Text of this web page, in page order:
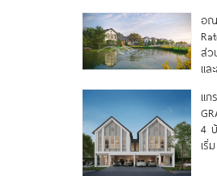
อณ
ส่ว
แล
แก
4
เริ่